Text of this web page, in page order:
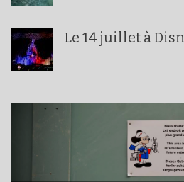
Le 14 juillet à